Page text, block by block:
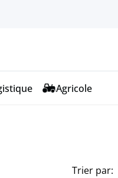
Agricole
Trier par: